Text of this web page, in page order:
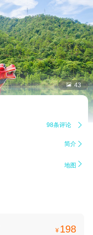
 43
98条评论 
简介 
地图 
¥ 198